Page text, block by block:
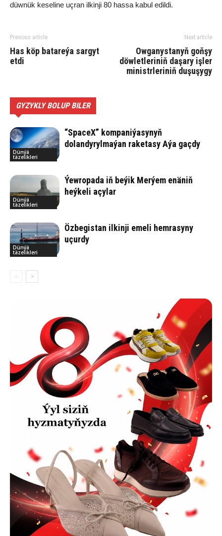
düwnük keseline uçran ilkinji 80 hassa kabul edildi.
Previous article
Has köp batareýa sargyt
etdi
Next article
Owganystanyň goňşy
döwletleriniň daşary işler
ministrleriniň duşuşygy
GYZYKLY BOLUP BILER
Dünýä
täzelikleri
“SpaceX” kompaniýasynyň
dolandyrylmaýan raketasy Aýa gaçdy
Dünýä
täzelikleri
Ýewropada iň beýik Merýem enäniň
heýkeli açylar
Dünýä
täzelikleri
Özbegistan ilkinji emeli hemrasyny
uçurdy